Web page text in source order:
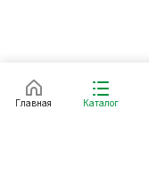
Главная Каталог